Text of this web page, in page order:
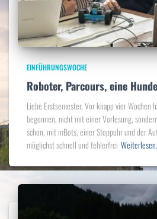
EINFÜHRUNGSWOCHE
Roboter, Parcours, eine
Liebe Erstsemester, Vor knapp vier Wochen
begonnen, nicht mit einer Vorlesung,
schon, mit mBots, einer Stoppuhr und der
möglichst schnell und fehlerfrei